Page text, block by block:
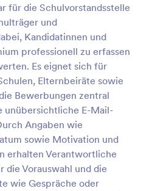
für die Schulvorstandsstelle
und
Kandidatinnen und
professionell zu erfassen
Es eignet sich für
Elternbeiräte sowie
Bewerbungen zentral
unübersichtliche E-Mail-
Angaben wie
sowie Motivation und
erhalten Verantwortliche
die Vorauswahl und die
wie Gespräche oder